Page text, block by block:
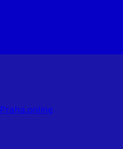
Praha.online